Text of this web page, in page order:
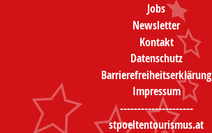
Jobs
Newsletter
Kontakt
Datenschutz
Barrierefreiheitserklärung
Impressum
---------------------
stpoeltentourismus.at